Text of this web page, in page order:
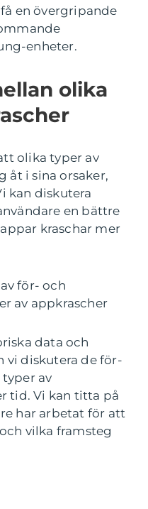
en övergripande
enheter.
olika
olika typer av
åt i sina orsaker,
kan diskutera
en bättre
kraschar mer
för- och
av appkrascher
data och
vi diskutera de för-
av
tid. Vi kan titta på
har arbetat för att
vilka framsteg